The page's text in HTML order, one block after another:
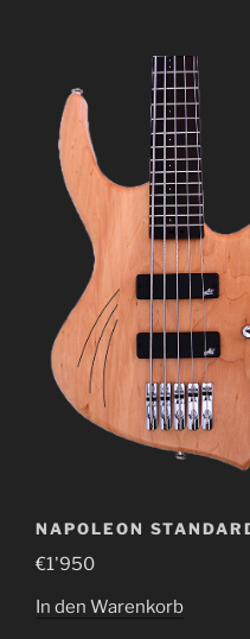
NAPOLEON
€1'950
In den Warenkorb